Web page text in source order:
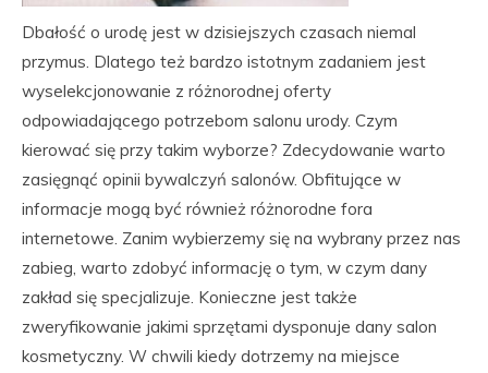
Dbałość o urodę jest w dzisiejszych czasach niemal
przymus. Dlatego też bardzo istotnym zadaniem jest
wyselekcjonowanie z różnorodnej oferty
odpowiadającego potrzebom salonu urody. Czym
kierować się przy takim wyborze? Zdecydowanie warto
zasięgnąć opinii bywalczyń salonów. Obfitujące w
informacje mogą być również różnorodne fora
internetowe. Zanim wybierzemy się na wybrany przez nas
zabieg, warto zdobyć informację o tym, w czym dany
zakład się specjalizuje. Konieczne jest także
zweryfikowanie jakimi sprzętami dysponuje dany salon
kosmetyczny. W chwili kiedy dotrzemy na miejsce